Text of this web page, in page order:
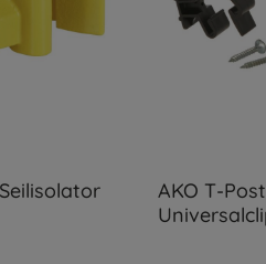
AKO T-Post